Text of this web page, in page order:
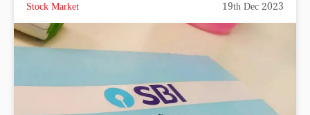
Stock Market 19th Dec 2023